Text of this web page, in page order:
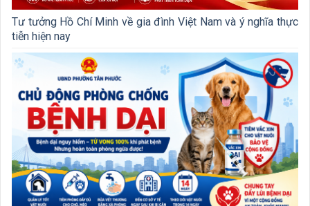
Tư tưởng Hồ Chí Minh về gia đình Việt Nam và ý nghĩa thực
tiễn hiện nay